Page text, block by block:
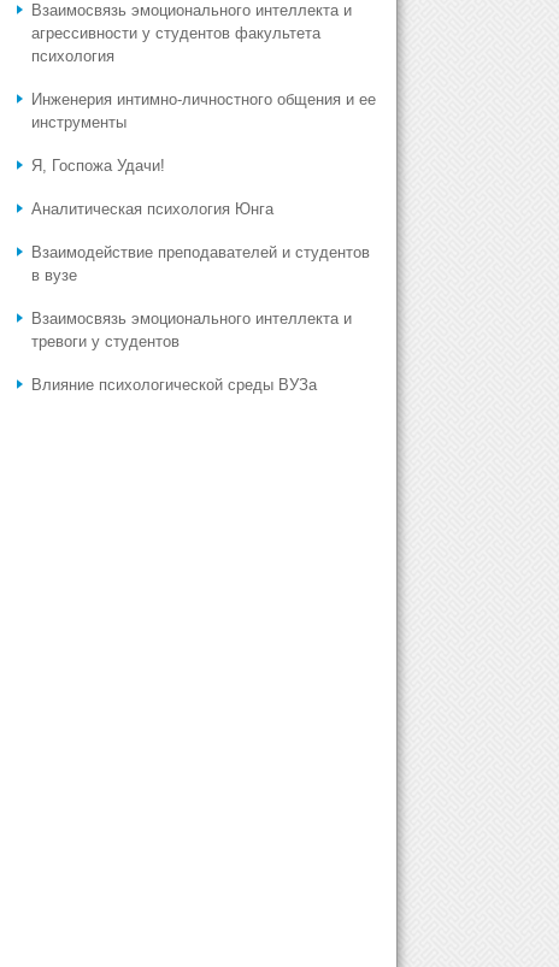
Взаимосвязь эмоционального интеллекта и
агрессивности у студентов факультета
психология
Инженерия интимно-личностного общения и ее
инструменты
Я, Госпожа Удачи!
Аналитическая психология Юнга
Взаимодействие преподавателей и студентов
в вузе
Взаимосвязь эмоционального интеллекта и
тревоги у студентов
Влияние психологической среды ВУЗа